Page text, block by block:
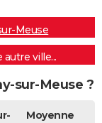
Meuse
ville...
sur-Meuse ?
Moyenne